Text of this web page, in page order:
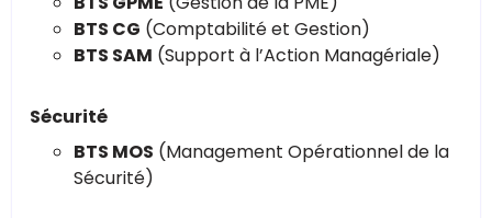
BTS CG (Comptabilité et Gestion)
BTS SAM (Support à l’Action Managériale)
Sécurité
BTS MOS (Management Opérationnel de la
Sécurité)